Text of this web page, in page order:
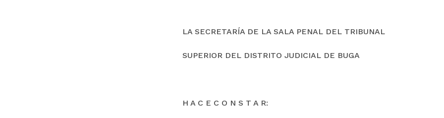
LA SECRETARÍA DE LA SALA PENAL DEL TRIBUNAL
SUPERIOR DEL DISTRITO JUDICIAL DE BUGA
H A C E C O N S T A R: